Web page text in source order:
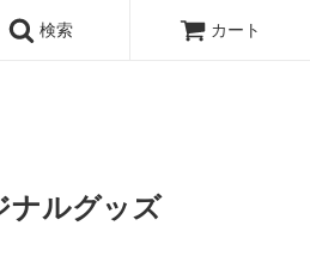
検索 カート
ナルグッズ